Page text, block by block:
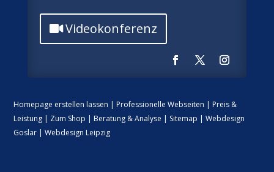
Videokonferenz
Homepage erstellen lassen | Professionelle Webseiten | Preis &
Leistung | Zum Shop | Beratung & Analyse | Sitemap | Webdesign
Goslar| Webdesign Leipzig